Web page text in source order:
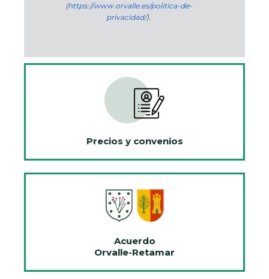
(https://www.orvalle.es/politica-de-
privacidad/).
Precios y convenios
Acuerdo
Orvalle-Retamar